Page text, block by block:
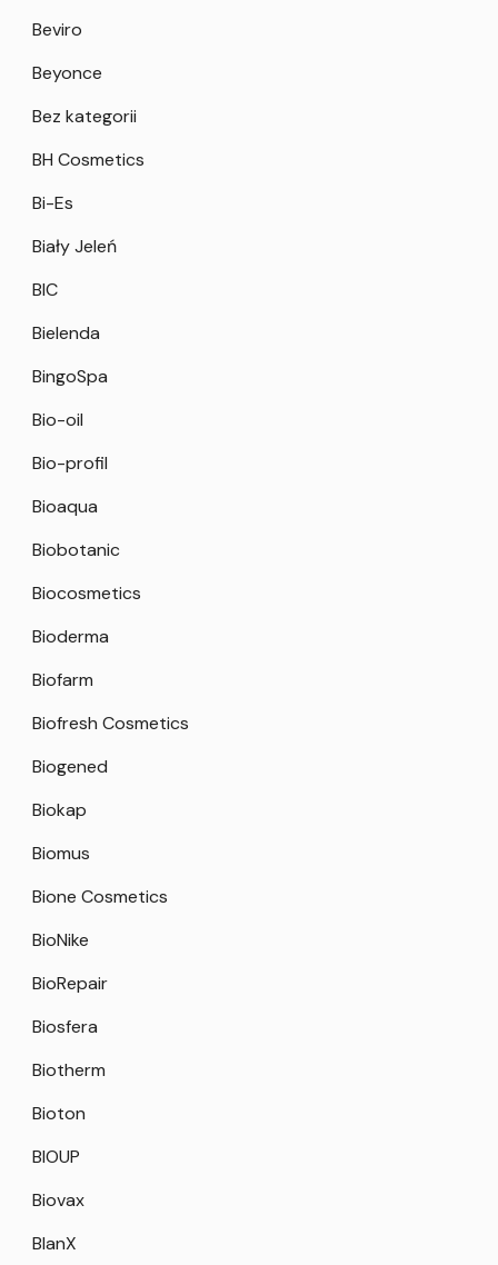
Beviro
Beyonce
Bez kategorii
BH Cosmetics
Bi-Es
Biały Jeleń
BIC
Bielenda
BingoSpa
Bio-oil
Bio-profil
Bioaqua
Biobotanic
Biocosmetics
Bioderma
Biofarm
Biofresh Cosmetics
Biogened
Biokap
Biomus
Bione Cosmetics
BioNike
BioRepair
Biosfera
Biotherm
Bioton
BIOUP
Biovax
BlanX